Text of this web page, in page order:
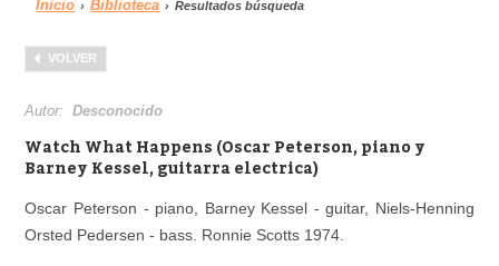
Menu
Biblioteca
Área personal Reproductor
Inicio › Biblioteca › Resultados búsqueda
VOLVER
Autor:Desconocido
Watch What Happens (Oscar Peterson, piano y
Barney Kessel, guitarra electrica)
Oscar Peterson - piano, Barney Kessel - guitar, Niels-Henning
Orsted Pedersen - bass. Ronnie Scotts 1974.